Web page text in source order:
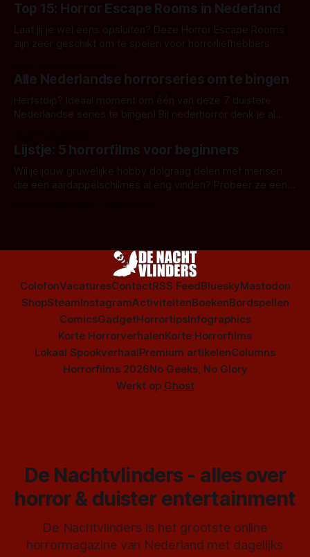
Top 15: Horror Escape Rooms in Nederland
Laat jij je wel eens opsluiten? Deze Horror Escape Rooms
zijn zeer geschikt om te spelen voor horrorliefhebbers.
Alle Nederlandse horrorseries om te bingen
Herfstdip? Ideaal moment om één van deze 7 duistere
Nederlandse series te bingen! Bij nederhorror denk je al
Amsterdamned of The Johnsons. Maar Nederlandse horror
is niet beperkt tot films. Hier een aantal Nederlandse tv-
series uit het duistere of horrorgenre. Als
Lijstje: 5 horrorfilms voor beginners
Wil je jouw gruwelijke hobby dolgraag delen met mensen
die een aardappelschilmes al eng vinden? Probeer ze eens
ColofonVacaturesContactRSS FeedBlueskyMastodon
ShopSteamInstagramActiviteitenBoekenBordspellen
ComicsGadgetHorrortipsInfographics
Korte HorrorverhalenKorte Horrorfilms
Lokaal SpookverhaalPremium artikelenColumns
Horrorfilms 2026No Geeks, No Glory
Werkt op Ghost
De Nachtvlinders - alles over
horror & duister entertainment
De Nachtvlinders is het grootste online
horrormagazine van Nederland met dagelijks